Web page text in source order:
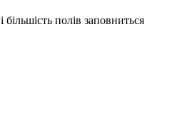
і більшість полів заповниться